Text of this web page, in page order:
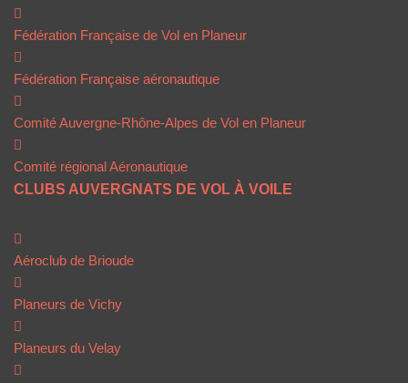
Fédération Française de Vol en Planeur
Fédération Française aéronautique
Comité Auvergne-Rhône-Alpes de Vol en Planeur
Comité régional Aéronautique
CLUBS AUVERGNATS DE VOL À VOILE
Aéroclub de Brioude
Planeurs de Vichy
Planeurs du Velay